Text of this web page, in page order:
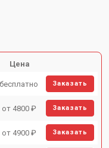
Цена
бесплатно Заказать
от 4800 ₽ Заказать
от 4900 ₽ Заказать